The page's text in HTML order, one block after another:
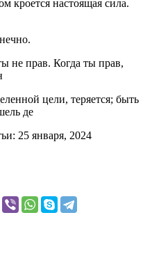
кроется настоящая сила.
не прав. Когда ты прав,
цели, теряется; быть
де
25 января, 2024